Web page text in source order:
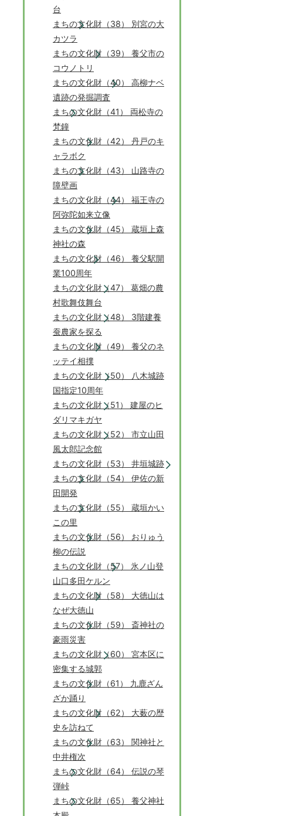
台
まちの文化財（38） 別宮の大
カツラ
まちの文化財（39） 養父市の
コウノトリ
まちの文化財（40） 高柳ナベ
遺跡の発掘調査
まちの文化財（41） 両松寺の
梵鐘
まちの文化財（42） 丹戸のキ
ャラボク
まちの文化財（43） 山路寺の
障壁画
まちの文化財（44） 福王寺の
阿弥陀如来立像
まちの文化財（45） 蔵垣上森
神社の森
まちの文化財（46） 養父駅開
業100周年
まちの文化財（47） 葛畑の農
村歌舞伎舞台
まちの文化財（48） 3階建養
蚕農家を探る
まちの文化財（49） 養父のネ
ッテイ相撲
まちの文化財（50） 八木城跡
国指定10周年
まちの文化財（51） 建屋のヒ
ダリマキガヤ
まちの文化財（52） 市立山田
風太郎記念館
まちの文化財（53） 井垣城跡
まちの文化財（54） 伊佐の新
田開発
まちの文化財（55） 蔵垣かい
この里
まちの文化財（56） おりゅう
柳の伝説
まちの文化財（57） 氷ノ山登
山口多田ケルン
まちの文化財（58） 大徳山は
なぜ大徳山
まちの文化財（59） 斎神社の
豪雨災害
まちの文化財（60） 宮本区に
密集する城郭
まちの文化財（61） 九鹿ざん
ざか踊り
まちの文化財（62） 大薮の歴
史を訪ねて
まちの文化財（63） 関神社と
中井権次
まちの文化財（64） 伝説の琴
弾峠
まちの文化財（65） 養父神社